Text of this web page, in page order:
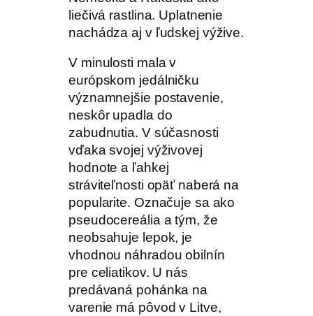
liečivá rastlina. Uplatnenie
nachádza aj v ľudskej výžive.
V minulosti mala v
európskom jedálničku
významnejšie postavenie,
neskôr upadla do
zabudnutia. V súčasnosti
vďaka svojej výživovej
hodnote a ľahkej
stráviteľnosti opäť naberá na
popularite. Označuje sa ako
pseudocereália a tým, že
neobsahuje lepok, je
vhodnou náhradou obilnín
pre celiatikov. U nás
predávaná pohánka na
varenie má pôvod v Litve,